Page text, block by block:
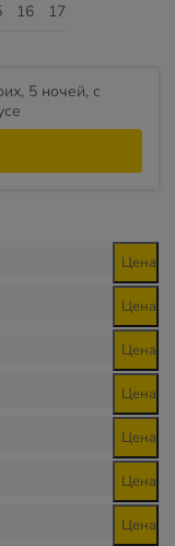
16 17
5 ночей, с
Цена
Цена
Цена
Цена
Цена
Цена
Цена